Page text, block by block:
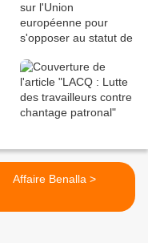
Affaire Benalla >